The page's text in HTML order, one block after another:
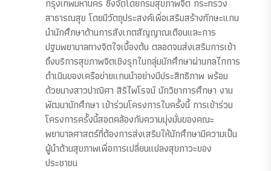
กรุงเทพมหานคร ซึ่งจัดโดยกรมสุขภาพจิต กระทรวง
สาธารณสุข โดยมีวัตถุประสงค์เพื่อเสริมสร้างทักษะแกน
นำนักศึกษาด้านการสังเกตสัญญาณเตือนและการ
ปฐมพยาบาลทางจิตใจเบื้องต้น ตลอดจนส่งเสริมการเข้า
ถึงบริการสุขภาพจิตเชิงรุกในกลุ่มนักศึกษาผ่านกลไกการ
ดำเนินของเครือข่ายแกนนำอย่างมีประสิทธิภาพ พร้อม
ด้วยนางสาวปาณิศา สิริไพโรจน์ นักวิชาการศึกษา งาน
พัฒนานักศึกษา เข้าร่วมโครงการในครั้งนี้ การเข้าร่วม
โครงการครั้งนี้สอดคล้องกับความมุ่งมั่นของคณะ
พยาบาลศาสตร์ที่ต้องการส่งเสริมให้นักศึกษามีความเป็น
ผู้นำด้านสุขภาพเพื่อการเปลี่ยนแปลงสุขภาวะของ
ประชาชน